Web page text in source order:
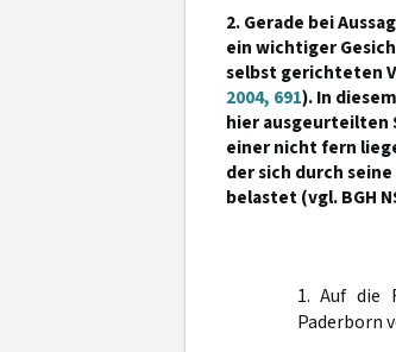
2. Gerade bei
ein wichtiger
selbst gerichteten
2004, 691). In
hier ausgeurteilten
einer nicht fern
der sich durch
belastet (vgl. BGH
1. Auf die
Paderborn